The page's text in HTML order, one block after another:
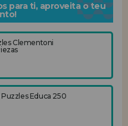
para ti, aproveita o teu
Clementoni
Educa 250